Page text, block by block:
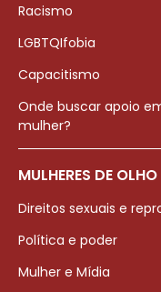
Racismo
LGBTQIfobia
Capacitismo
Onde buscar apoio
mulher?
MULHERES DE OLHO
Direitos sexuais e
Política e poder
Mulher e Mídia